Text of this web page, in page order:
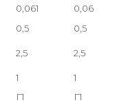
0,061
0,06
0,5
0,5
2,5 2,5
1
1
Г1
Г1